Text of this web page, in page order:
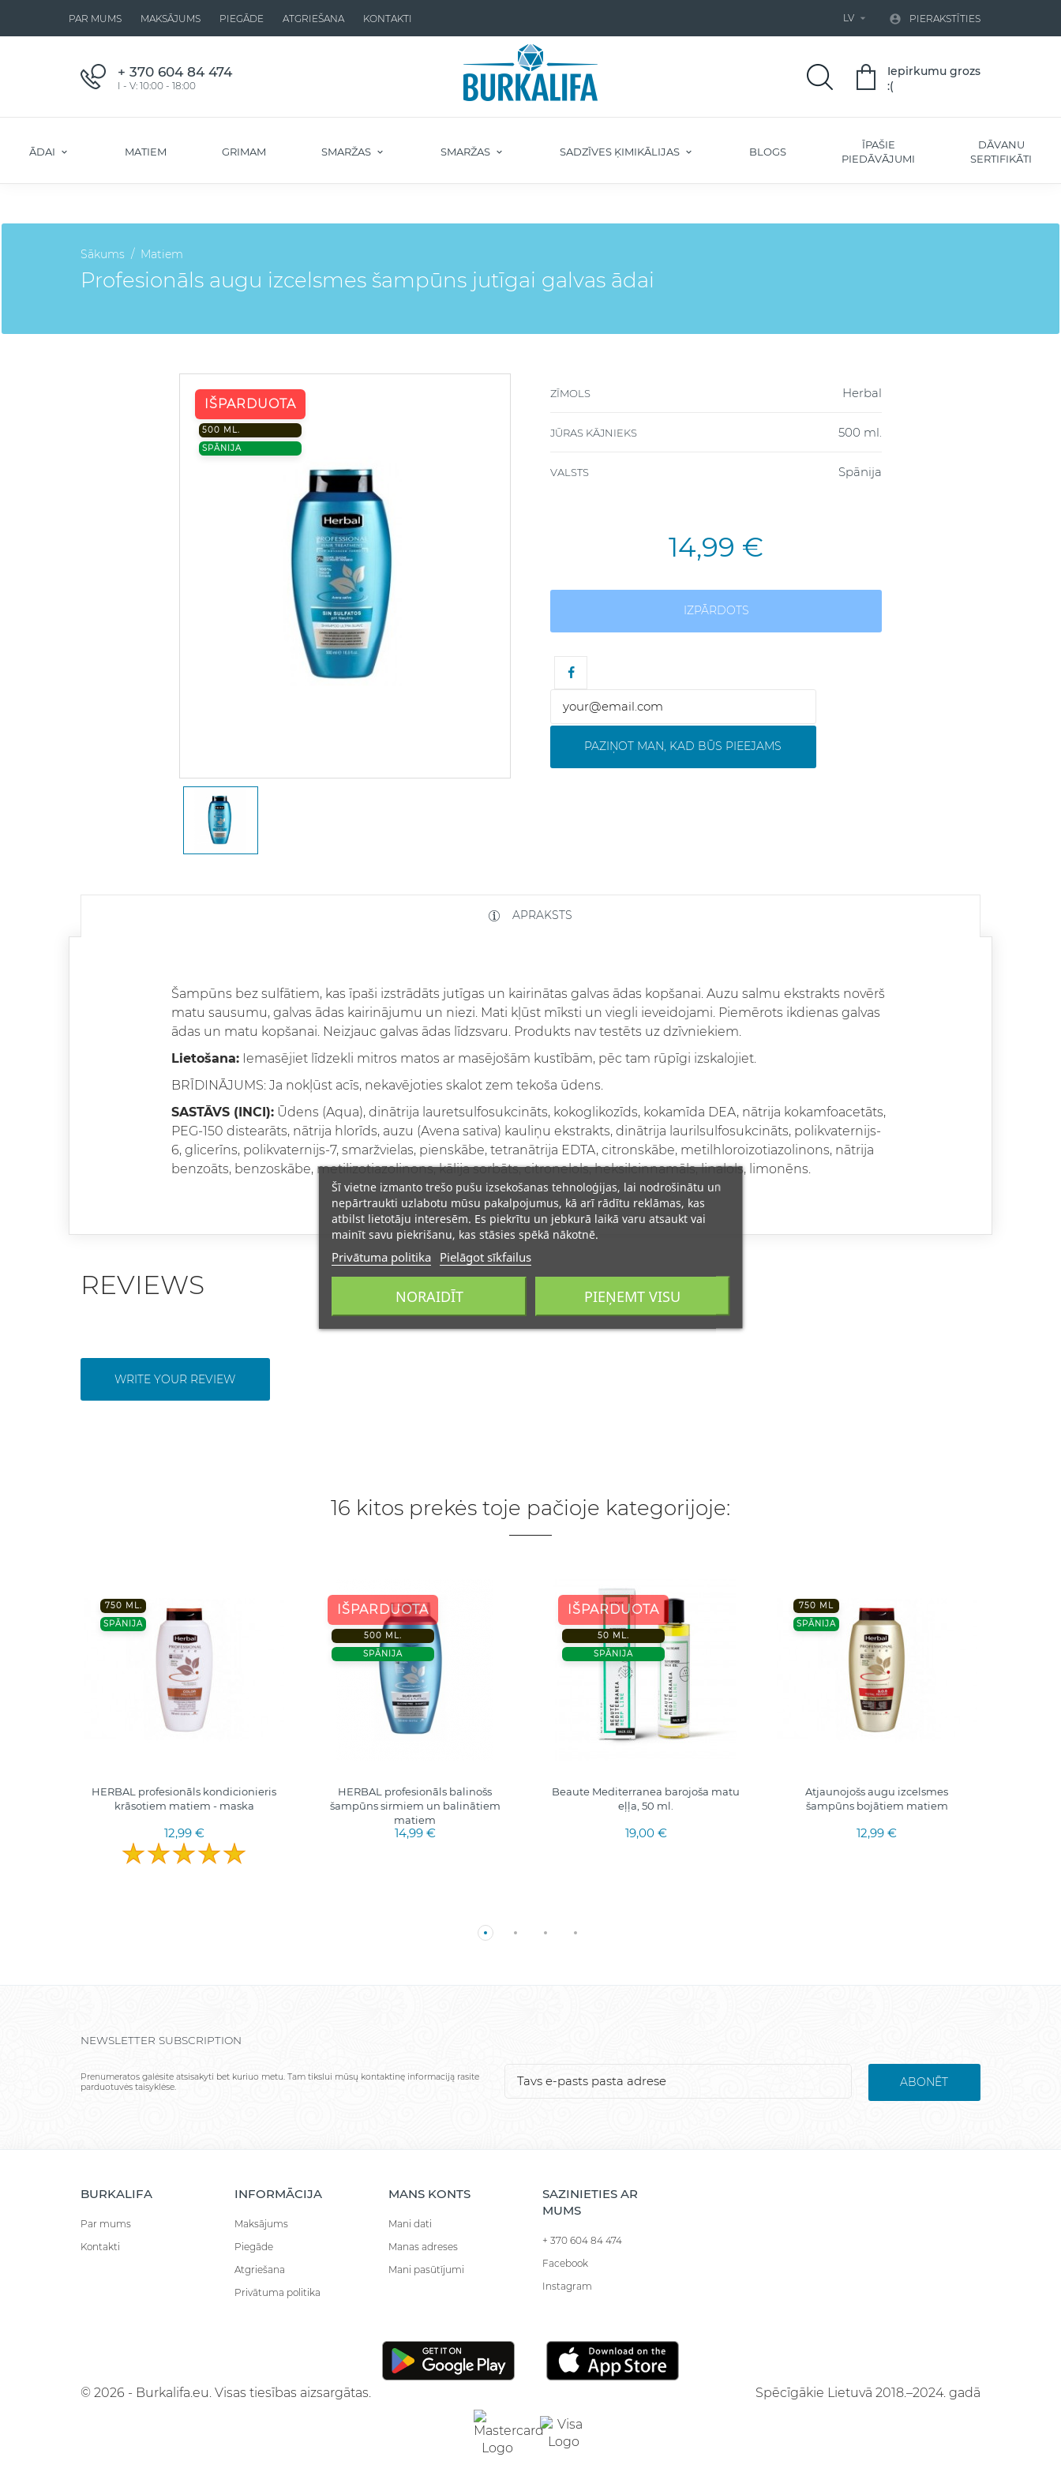
PAR MUMS MAKSĀJUMS PIEGĀDE ATGRIEŠANA KONTAKTI LV   PIERAKSTĪTIES
+ 370 604 84 474
I - V: 10:00 - 18:00
Iepirkumu grozs
:(
ĀDAI MATIEM GRIMAM SMARŽAS SMARŽAS SADZĪVES ĶIMIKĀLIJAS BLOGS
ĪPAŠIE
PIEDĀVĀJUMI
DĀVANU
SERTIFIKĀTI
Sākums Matiem
Profesionāls augu izcelsmes šampūns jutīgai galvas ādai
IŠPARDUOTA
500 ML.
SPĀNIJA
ZĪMOLS Herbal
JŪRAS KĀJNIEKS 500 ml.
VALSTS Spānija
14,99 €
IZPĀRDOTS
PAZIŅOT MAN, KAD BŪS PIEEJAMS
APRAKSTS
Šampūns bez sulfātiem, kas īpaši izstrādāts jutīgas un kairinātas galvas ādas kopšanai. Auzu salmu ekstrakts novērš
matu sausumu, galvas ādas kairinājumu un niezi. Mati kļūst mīksti un viegli ieveidojami. Piemērots ikdienas galvas
ādas un matu kopšanai. Neizjauc galvas ādas līdzsvaru. Produkts nav testēts uz dzīvniekiem.
Lietošana: Iemasējiet līdzekli mitros matos ar masējošām kustībām, pēc tam rūpīgi izskalojiet.
BRĪDINĀJUMS: Ja nokļūst acīs, nekavējoties skalot zem tekoša ūdens.
SASTĀVS (INCI): Ūdens (Aqua), dinātrija lauretsulfosukcināts, kokoglikozīds, kokamīda DEA, nātrija kokamfoacetāts,
PEG-150 distearāts, nātrija hlorīds, auzu (Avena sativa) kauliņu ekstrakts, dinātrija laurilsulfosukcināts, polikvaternijs-
6, glicerīns, polikvaternijs-7, smaržvielas, pienskābe, tetranātrija EDTA, citronskābe, metilhloroizotiazolinons, nātrija
benzoāts, benzoskābe, metilizotiazolinons, kālija sorbāts, citronelols, heksilcinnamāls, linalols, limonēns.
REVIEWS
WRITE YOUR REVIEW
16 kitos prekės toje pačioje kategorijoje:
750 ML.
SPĀNIJA
HERBAL profesionāls kondicionieris
krāsotiem matiem - maska
12,99 €
IŠPARDUOTA
500 ML.
SPĀNIJA
HERBAL profesionāls balinošs
šampūns sirmiem un balinātiem
matiem
14,99 €
IŠPARDUOTA
50 ML.
SPĀNIJA
Beaute Mediterranea barojoša matu
eļļa, 50 ml.
19,00 €
750 ML
SPĀNIJA
Atjaunojošs augu izcelsmes
šampūns bojātiem matiem
12,99 €
NEWSLETTER SUBSCRIPTION
Prenumeratos galėsite atsisakyti bet kuriuo metu. Tam tikslui mūsų kontaktinę informaciją rasite
parduotuvės taisyklėse.
ABONĒT
BURKALIFA
Par mums
Kontakti
INFORMĀCIJA
Maksājums
Piegāde
Atgriešana
Privātuma politika
MANS KONTS
Mani dati
Manas adreses
Mani pasūtījumi
SAZINIETIES AR
MUMS
+ 370 604 84 474
Facebook
Instagram
© 2026 - Burkalifa.eu. Visas tiesības aizsargātas. Spēcīgākie Lietuvā 2018.–2024. gadā
Šī vietne izmanto trešo pušu izsekošanas tehnoloģijas, lai nodrošinātu un
nepārtraukti uzlabotu mūsu pakalpojumus, kā arī rādītu reklāmas, kas
atbilst lietotāju interesēm. Es piekrītu un jebkurā laikā varu atsaukt vai
mainīt savu piekrišanu, kas stāsies spēkā nākotnē.
Privātuma politika Pielāgot sīkfailus
NORAIDĪT PIEŅEMT VISU